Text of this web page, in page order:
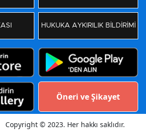
HUKUKA AYKIRILIK BİLDİRİMİ
Öneri ve Şikayet
Copyright © 2023. Her hakkı saklıdır.